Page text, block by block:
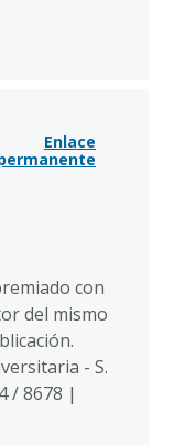
Enlace
con
del mismo
- S.
/ 8678 |